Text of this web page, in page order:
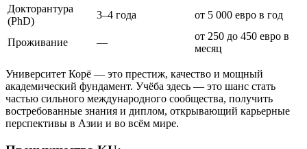
Докторантура
(PhD)
3–4 года от 5 000 евро в год
Проживание —
от 250 до 450 евро в
месяц
Университет Корё — это престиж, качество и мощный
академический фундамент. Учёба здесь — это шанс стать
частью сильного международного сообщества, получить
востребованные знания и диплом, открывающий карьерные
перспективы в Азии и во всём мире.